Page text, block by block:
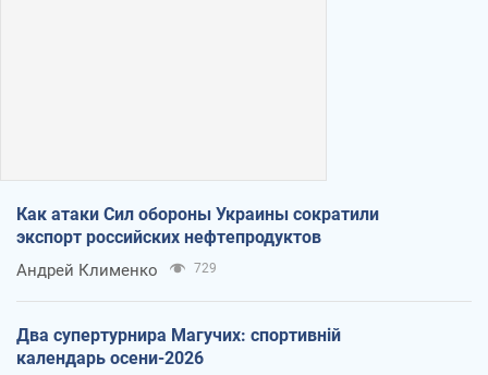
Как атаки Сил обороны Украины сократили
экспорт российских нефтепродуктов
Андрей Клименко 729
Два супертурнира Магучих: спортивній
календарь осени-2026